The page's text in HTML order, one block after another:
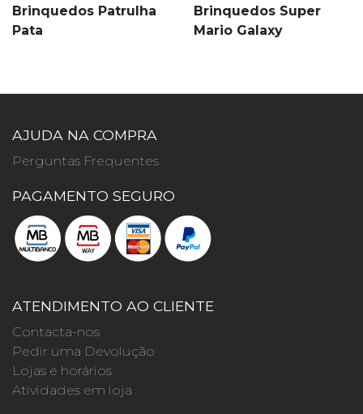
Brinquedos Patrulha
Pata
Brinquedos Super
Mario Galaxy
AJUDA NA COMPRA
Perguntas Frequentes
PAGAMENTO SEGURO
ATENDIMENTO AO CLIENTE
Contacta-nos
Pedir uma Devolução
Lojas e horários
Atividades em loja